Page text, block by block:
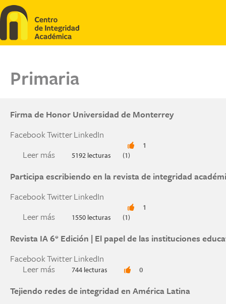
Pasar al contenido principal
Primaria
Firma de Honor Universidad de Monterrey
FacebookTwitterLinkedIn
Leer más sobre Firma de Honor Universidad de
5192 lecturas
1
(1)
Participa escribiendo en la revista de integridad
FacebookTwitterLinkedIn
Leer más sobre Participa escribiendo en la revista de
1550 lecturas
1
(1)
Revista IA 6° Edición | El papel de las instituciones
FacebookTwitterLinkedIn
Leer más sobre Revista IA 6° Edición | El papel de las
744 lecturas 0
Tejiendo redes de integridad en América Latina